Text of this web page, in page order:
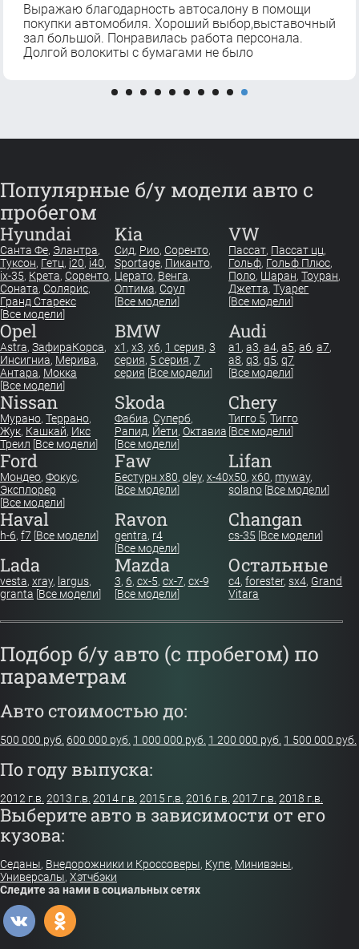
Выражаю благодарность автосалону в помощи
покупки автомобиля. Хороший выбор,выставочный
зал большой. Понравилась работа персонала.
Долгой волокиты с бумагами не было
Популярные б/у модели авто с
пробегом
Hyundai
Санта Фе, Элантра,
Туксон, Гетц, i20, i40,
ix-35, Крета, Соренто,
Соната, Солярис,
Гранд Старекс
[Все модели]
Kia
Сид, Рио, Соренто,
Sportage, Пиканто,
Церато, Венга,
Оптима, Соул
[Все модели]
VW
Пассат, Пассат цц,
Гольф, Гольф Плюс,
Поло, Шаран,Тоуран,
Джетта,Туарег
[Все модели]
Opel
Astra, ЗафираКорса,
Инсигниа, Мерива,
Антара, Мокка
[Все модели]
BMW
x1 , x3, x6, 1 серия, 3
серия, 5 серия, 7
серия [Все модели]
Audi
a1 ,a3,a4,a5,a6,a7,
a8,q3,q5,q7
[Все модели]
Nissan
Мурано, Террано,
Жук, Кашкай, Икс
Треил [Все модели]
Skoda
Фабиа, Суперб,
Рапид, Йети, Октавиа
[Все модели]
Chery
Тигго 5,Тигго
[Все модели]
Ford
Мондео, Фокус,
Эксплорер
[Все модели]
Faw
Бестурн х80, oley, x-40
[Все модели]
Lifan
x50,x60, myway,
solano [Все модели]
Haval
h-6, f7 [Все модели]
Ravon
gentra, r4
[Все модели]
Changan
cs-35 [Все модели]
Lada
vesta, xray, largus,
granta [Все модели]
Mazda
3, 6, cx-5, cx-7, cx-9
[Все модели]
Остальные
c4,forester,sx4, Grand
Vitara
Подбор б/у авто (с пробегом) по
параметрам
Авто стоимостью до:
500 000 руб. 600 000 руб. 1 000 000 руб. 1 200 000 руб. 1 500 000 руб.
По году выпуска:
2012 г.в. 2013 г.в. 2014 г.в. 2015 г.в. 2016 г.в. 2017 г.в. 2018 г.в.
Выберите авто в зависимости от его
кузова:
Седаны, Внедорожники и Кроссоверы, Купе, Минивэны,
Универсалы, Хэтчбэки
Следите за нами в социальных сетях